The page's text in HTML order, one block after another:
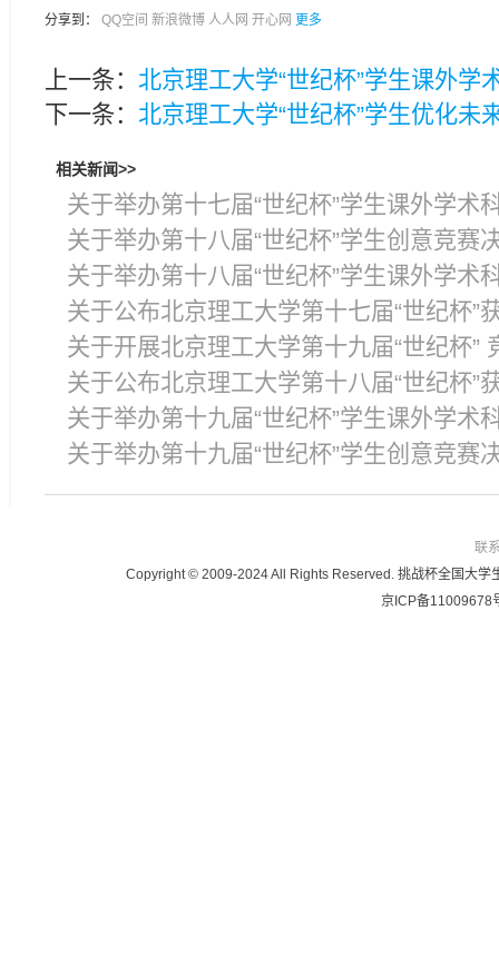
分享到： QQ空间 新浪微博 人人网 开心网 更多
上一条： 北京理工大学“世纪杯”学生课外学
下一条： 北京理工大学“世纪杯”学生优化未
相关新闻>>
关于举办第十七届“世纪杯”学生课外学术
关于举办第十八届“世纪杯”学生创意竞赛
关于举办第十八届“世纪杯”学生课外学术
关于公布北京理工大学第十七届“世纪杯”
关于开展北京理工大学第十九届“世纪杯”
关于公布北京理工大学第十八届“世纪杯”
关于举办第十九届“世纪杯”学生课外学术
关于举办第十九届“世纪杯”学生创意竞赛
联
Copyright © 2009-2024 All Rights Reserved. 挑战杯全国大学
京ICP备11009678